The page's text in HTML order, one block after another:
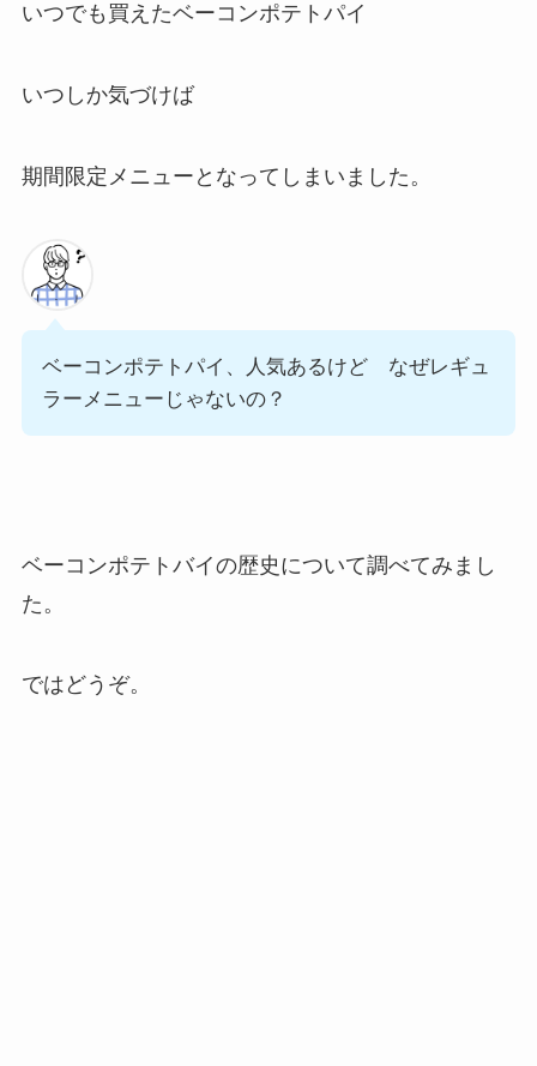
いつでも買えたベーコンポテトパイ
いつしか気づけば
期間限定メニューとなってしまいました。
ベーコンポテトパイ、人気あるけど なぜレギュ
ラーメニューじゃないの？
ベーコンポテトバイの歴史について調べてみまし
た。
ではどうぞ。